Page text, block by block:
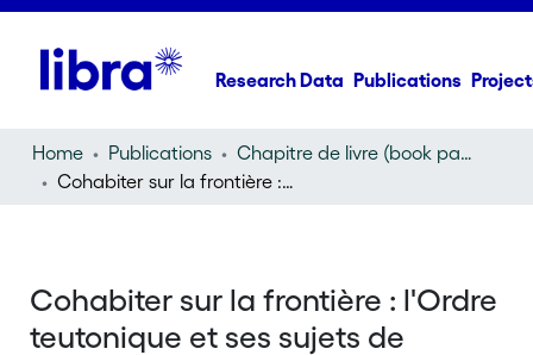
Research Data Publications
Home Publications
Chapitre de livre (book part)
Cohabiter sur la frontière : l'Ordre teutonique et ses sujets de Livonie au début du XIVe siècle
Cohabiter sur la frontière : l'Ordre
teutonique et ses sujets de